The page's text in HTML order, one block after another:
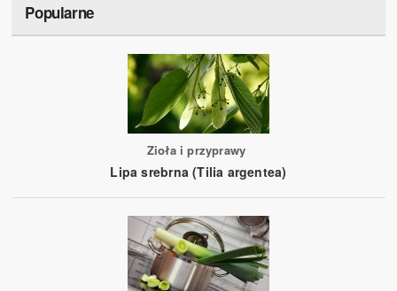
Popularne
Zioła i przyprawy
Lipa srebrna (Tilia argentea)